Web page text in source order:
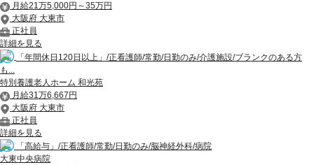
月給21万5,000円～35万円
大阪府 大東市
正社員
詳細を見る
「年間休日120日以上」/正看護師/常勤/日勤のみ/介護施設/ブランクのある方
も...
特別養護老人ホーム 和光苑
月給31万6,667円
大阪府 大東市
正社員
詳細を見る
「高給与」/正看護師/常勤/日勤のみ/脳神経外科/病院
大東中央病院